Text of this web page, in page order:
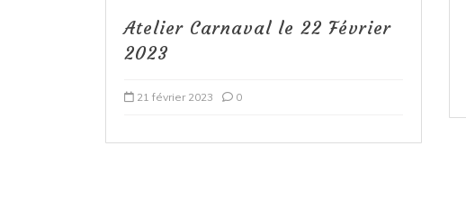
Atelier Carnaval le 22 Février
2023
21 février 2023 0